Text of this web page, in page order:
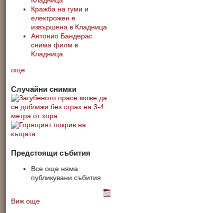
Кражба на гуми и
електрожен е
извършена в Кладница
Антонио Бандерас
снима филм в
Кладница
още
Случайни снимки
Предстоящи събития
Все още няма
публикувани събития
Виж още